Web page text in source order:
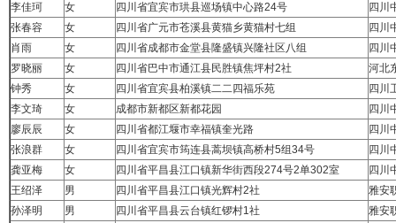
李佳珂
女 四川省宜宾市珙县巡场镇中心路24号
四川
张春容
女 四川省广元市苍溪县黄猫乡黄猫村七组
四川
肖雨
女 四川省成都市金堂县隆盛镇兴隆社区八组
四川
罗晓丽
女 四川省巴中市通江县民胜镇焦坪村2社
河北
钟秀
女 四川省宜宾县柏溪镇二二四福乐苑
四川
李文琦
女 成都市新都区新都花园
四川
廖辰辰
女 四川省都江堰市幸福镇奎光路
四川
张浪群
女 四川省宜宾市筠连县蒿坝镇高桥村5组34号
四川
龚亚梅
女 四川省平昌县江口镇新华街西段274号2单302室
四川
王绍泽
男 四川省平昌县江口镇光辉村2社
雅安
孙泽明
男 四川省平昌县云台镇红锣村1社
雅安